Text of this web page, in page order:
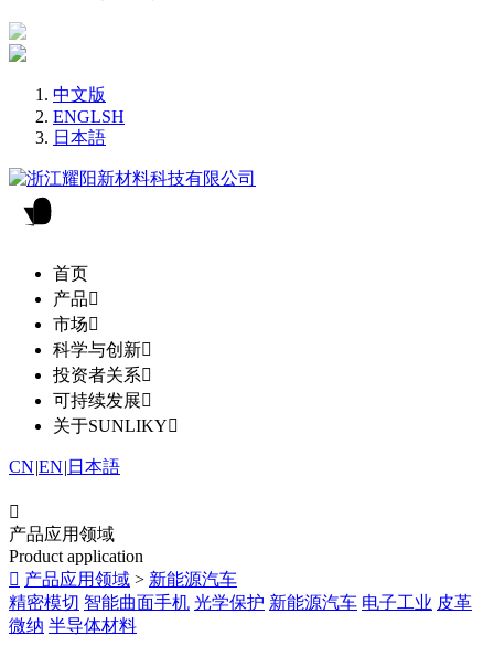
中文版
ENGLSH
日本語
首页
产品
市场
科学与创新
投资者关系
可持续发展
关于SUNLIKY
CN|EN| 日本語

产品应用领域
Product application
 产品应用领域 > 新能源汽车
精密模切 智能曲面手机 光学保护 新能源汽车 电子工业 皮革
微纳 半导体材料